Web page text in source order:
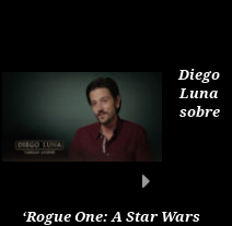
Diego
Luna
sobre
‘Rogue One: A Star Wars